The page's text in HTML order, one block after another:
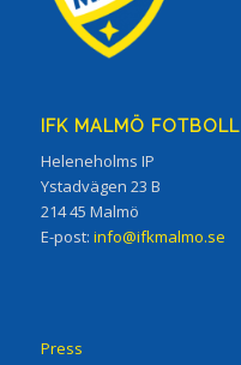
IFK MALMÖ FOTBOLL
Heleneholms IP
Ystadvägen 23 B
214 45 Malmö
E-post: info@ifkmalmo.se
Press